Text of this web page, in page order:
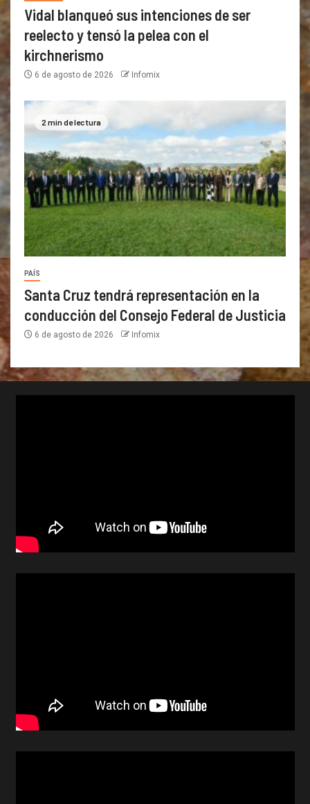
Vidal blanqueó sus intenciones de ser
reelecto y tensó la pelea con el
kirchnerismo
6 de agosto de 2026 Infomix
2 min de lectura
PAÍS
Santa Cruz tendrá representación en la
conducción del Consejo Federal de Justicia
6 de agosto de 2026 Infomix